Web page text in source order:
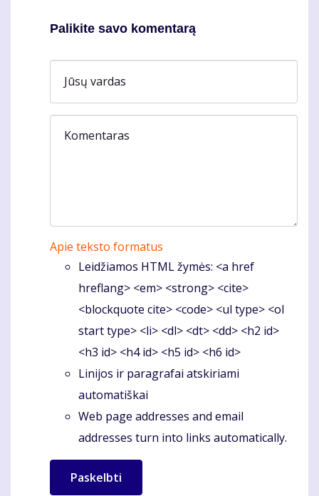
Palikite savo komentarą
Jūsų vardas
Komentaras
Apie teksto formatus
Leidžiamos HTML žymės: <a href
hreflang> <em> <strong> <cite>
<blockquote cite> <code> <ul type> <ol
start type> <li> <dl> <dt> <dd> <h2 id>
<h3 id> <h4 id> <h5 id> <h6 id>
Linijos ir paragrafai atskiriami
automatiškai
Web page addresses and email
addresses turn into links automatically.